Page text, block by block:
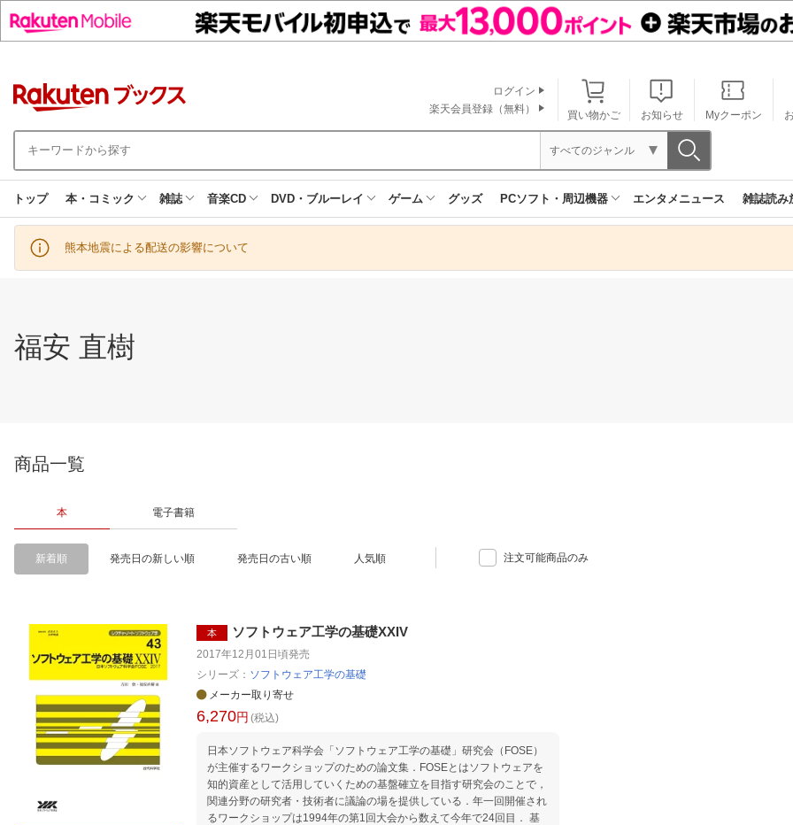
買い物かご お知らせ Myクーポン
ログイン
楽天会員登録（無料）
すべてのジャンル
トップ 本・コミック 雑誌 音楽CD DVD・ブルーレイ ゲーム グッズ PCソフト・周辺機器 エンタメニュース 雑誌読み
熊本地震による配送の影響について
福安 直樹
商品一覧
本 電子書籍
新着順 発売日の新しい順 発売日の古い順 人気順 注文可能商品のみ
本 ソフトウェア工学の基礎XXIV
2017年12月01日頃発売
シリーズ： ソフトウェア工学の基礎
メーカー取り寄せ
6,270円 (税込)
日本ソフトウェア科学会「ソフトウェア工学の基礎」研究会（FOSE）
が主催するワークショップのための論文集．FOSEとはソフトウェアを
知的資産として活用していくための基盤確立を目指す研究会のことで，
関連分野の研究者・技術者に議論の場を提供している．年一回開催され
るワークショップは1994年の第1回大会から数えて今年で24回目． 基